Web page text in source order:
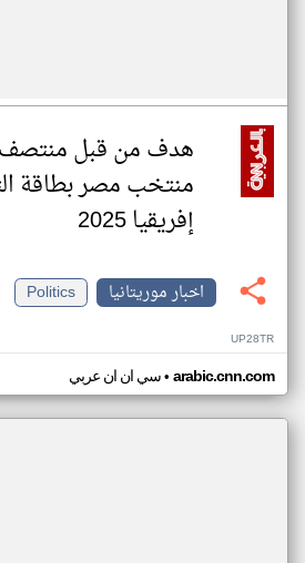
هدف من قبل منتصف
منتخب مصر بطاقة
إفريقيا 2025
اخبار موريتانيا
Politics
UP28TR
سي ان ان عربي• arabic.cnn.com